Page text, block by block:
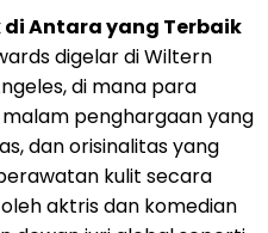
Antara yang Terbaik
digelar di Wiltern
di mana para
penghargaan yang
dan orisinalitas yang
kulit secara
aktris dan komedian